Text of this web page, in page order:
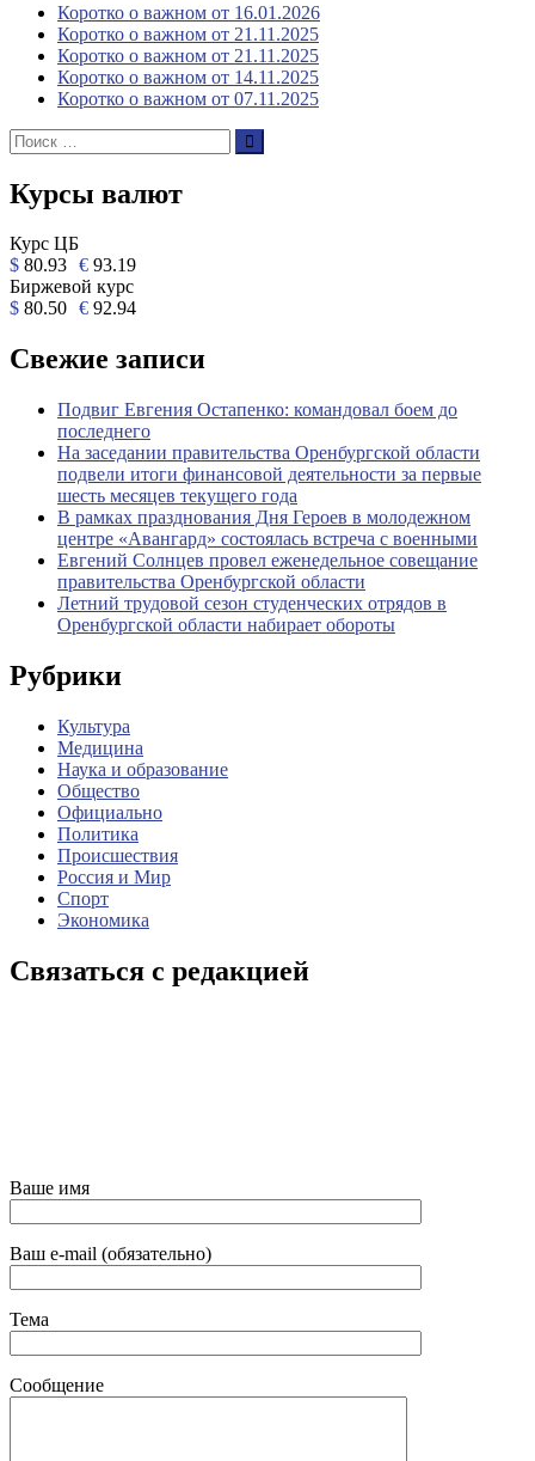
Коротко о важном от 16.01.2026
Коротко о важном от 21.11.2025
Коротко о важном от 21.11.2025
Коротко о важном от 14.11.2025
Коротко о важном от 07.11.2025
Поиск:
Поиск
Курсы валют
Курс ЦБ
$ 80.93 € 93.19
Биржевой курс
$ 80.50 € 92.94
Свежие записи
Подвиг Евгения Остапенко: командовал боем до
последнего
На заседании правительства Оренбургской области
подвели итоги финансовой деятельности за первые
шесть месяцев текущего года
В рамках празднования Дня Героев в молодежном
центре «Авангард» состоялась встреча с военными
Евгений Солнцев провел еженедельное совещание
правительства Оренбургской области
Летний трудовой сезон студенческих отрядов в
Оренбургской области набирает обороты
Рубрики
Культура
Медицина
Наука и образование
Общество
Официально
Политика
Происшествия
Россия и Мир
Спорт
Экономика
Связаться с редакцией
Ваше имя
Ваш e-mail (обязательно)
Тема
Сообщение